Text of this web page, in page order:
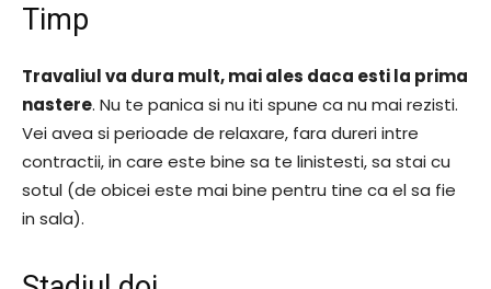
Timp
Travaliul va dura mult, mai ales daca esti la prima
nastere. Nu te panica si nu iti spune ca nu mai rezisti.
Vei avea si perioade de relaxare, fara dureri intre
contractii, in care este bine sa te linistesti, sa stai cu
sotul (de obicei este mai bine pentru tine ca el sa fie
in sala).